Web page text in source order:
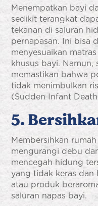
Menempatkan bayi
sedikit terangkat
tekanan di saluran
pernapasan. Ini bisa
menyesuaikan
khusus bayi.
memastikan bahwa
tidak menimbulkan
(Sudden Infant
5.
Membersihkan
mengurangi debu
mencegah hidung
yang tidak keras
atau produk
saluran napas bayi.